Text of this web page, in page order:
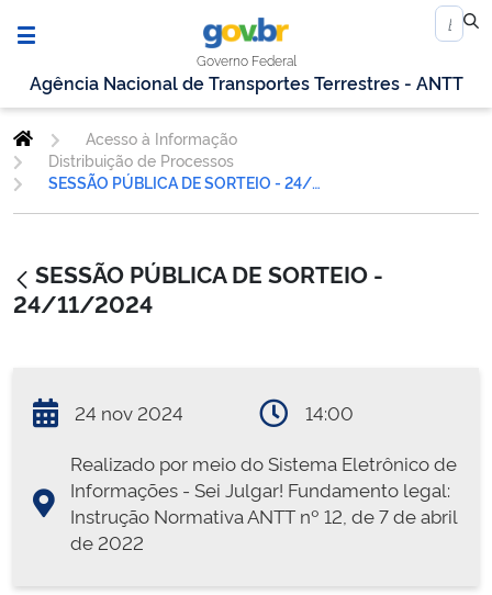
Governo Federal
Agência Nacional de Transportes Terrestres - ANTT
Acesso à Informação
Distribuição de Processos
SESSÃO PÚBLICA DE SORTEIO - 24/11/2024
SESSÃO PÚBLICA DE SORTEIO -
24/11/2024
24 nov 2024
14:00
Realizado por meio do Sistema Eletrônico de
Informações - Sei Julgar! Fundamento legal:
Instrução Normativa ANTT nº 12, de 7 de abril
de 2022